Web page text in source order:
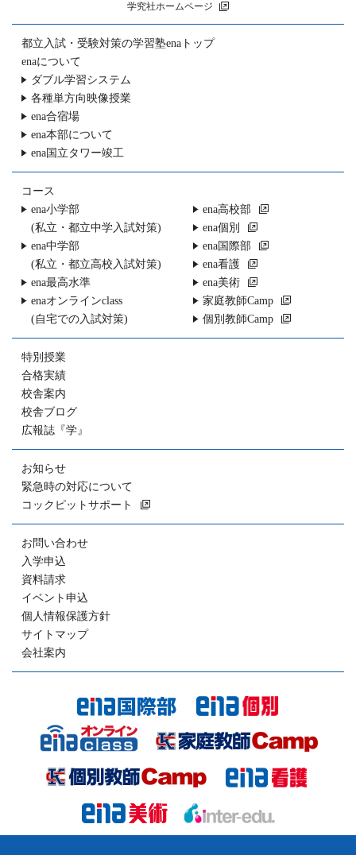
学究社ホームページ
都立入試・受験対策の学習塾enaトップ
enaについて
ダブル学習システム
各種単方向映像授業
ena合宿場
ena本部について
ena国立タワー竣工
コース
ena小学部
(私立・都立中学入試対策)
ena中学部
(私立・都立高校入試対策)
ena最高水準
enaオンラインclass
(自宅での入試対策)
ena高校部
ena個別
ena国際部
ena看護
ena美術
家庭教師Camp
個別教師Camp
特別授業
合格実績
校舎案内
校舎ブログ
広報誌『学』
お知らせ
緊急時の対応について
コックピットサポート
お問い合わせ
入学申込
資料請求
イベント申込
個人情報保護方針
サイトマップ
会社案内